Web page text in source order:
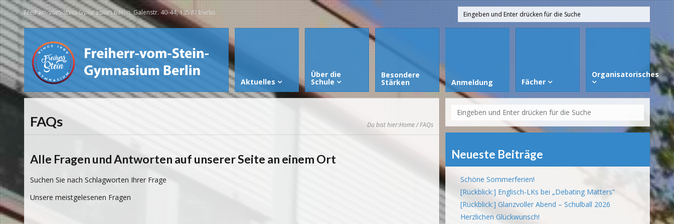
Freiherr-vom-Stein-Gymnasium Berlin, Galenstr. 40-44, 13597 Berlin
Aktuelles
Über die
Schule
Besondere
Stärken Anmeldung Fächer
Organisatorisches
FAQs Du bist hier:Home/ FAQs
Alle Fragen und Antworten auf unserer Seite an einem Ort
Suchen Sie nach Schlagworten Ihrer Frage
Unsere meistgelesenen Fragen
Neueste Beiträge
Schöne Sommerferien!
[Rückblick:] Englisch-LKs bei „Debating Matters“
[Rückblick:] Glanzvoller Abend – Schulball 2026
Herzlichen Glückwunsch!